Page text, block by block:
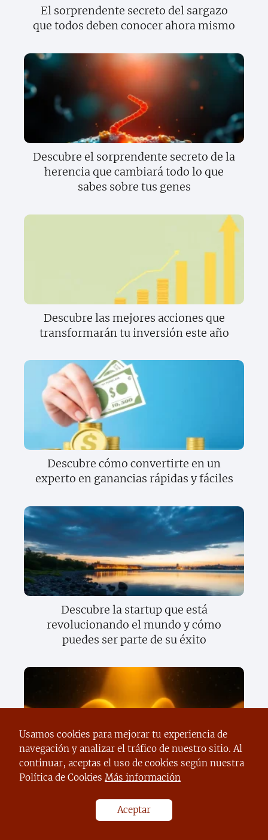
El sorprendente secreto del sargazo
que todos deben conocer ahora mismo
Descubre el sorprendente secreto de la
herencia que cambiará todo lo que
sabes sobre tus genes
Descubre las mejores acciones que
transformarán tu inversión este año
Descubre cómo convertirte en un
experto en ganancias rápidas y fáciles
Descubre la startup que está
revolucionando el mundo y cómo
puedes ser parte de su éxito
Descubre cómo el sector privado está
cambiando el mundo y lo que significa
para tu futuro
Usamos cookies para mejorar tu experiencia de
navegación y analizar el tráfico de nuestro sitio. Al
continuar, aceptas el uso de cookies según nuestra
Política de Cookies Más información
Aceptar